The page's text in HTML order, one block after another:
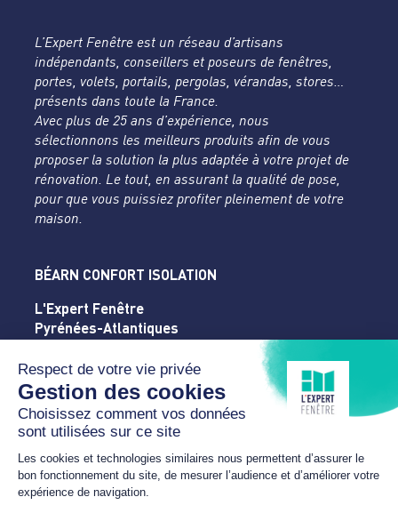
L’Expert Fenêtre est un réseau d’artisans
indépendants, conseillers et poseurs de fenêtres,
portes, volets, portails, pergolas, vérandas, stores…
présents dans toute la France.
Avec plus de 25 ans d’expérience, nous
sélectionnons les meilleurs produits afin de vous
proposer la solution la plus adaptée à votre projet de
rénovation. Le tout, en assurant la qualité de pose,
pour que vous puissiez profiter pleinement de votre
maison.
BÉARN CONFORT ISOLATION
L'Expert Fenêtre
Pyrénées-Atlantiques
22 rue de Coarraze
64000 PAU
05 59 04 81 77